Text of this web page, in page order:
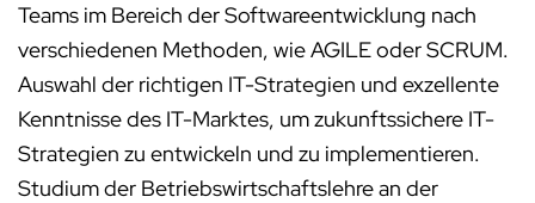
Teams im Bereich der Softwareentwicklung nach
verschiedenen Methoden, wie AGILE oder SCRUM.
Auswahl der richtigen IT-Strategien und exzellente
Kenntnisse des IT-Marktes, um zukunftssichere IT-
Strategien zu entwickeln und zu implementieren.
Studium der Betriebswirtschaftslehre an der